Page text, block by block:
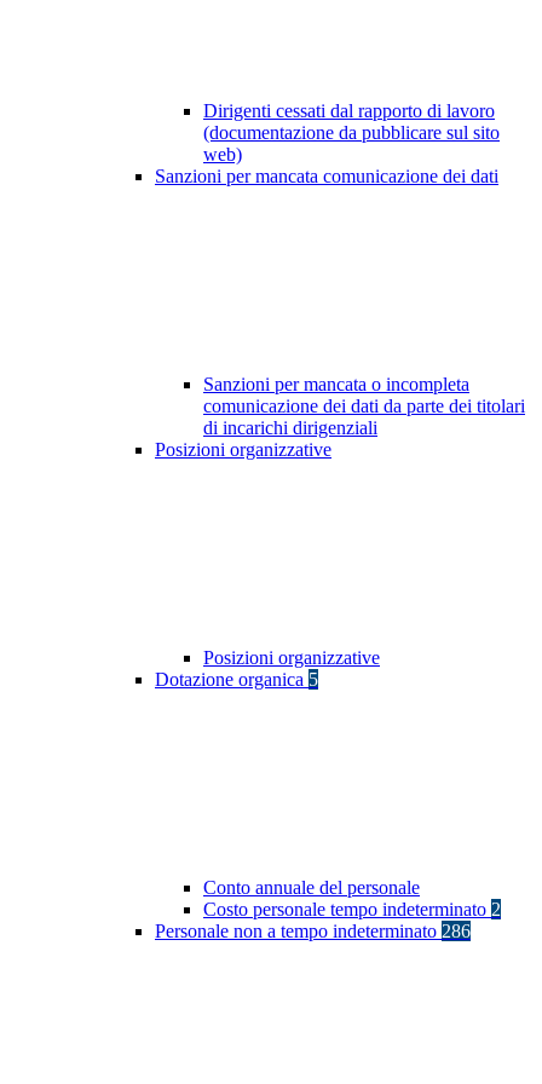
Dirigenti cessati dal rapporto di lavoro
(documentazione da pubblicare sul sito
web)
Sanzioni per mancata comunicazione dei dati
Sanzioni per mancata o incompleta
comunicazione dei dati da parte dei titolari
di incarichi dirigenziali
Posizioni organizzative
Posizioni organizzative
Dotazione organica 5
Conto annuale del personale
Costo personale tempo indeterminato 2
Personale non a tempo indeterminato 286